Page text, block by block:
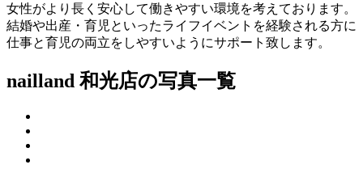
女性がより長く安心して働きやすい環境を考えております。
結婚や出産・育児といったライフイベントを経験される方に
仕事と育児の両立をしやすいようにサポート致します。
nailland 和光店の写真一覧